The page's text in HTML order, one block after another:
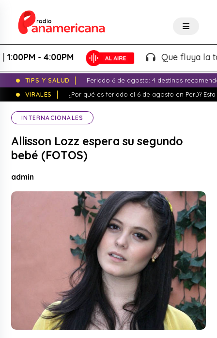
- 4:00PM Que fluya la
TIPS Y SALUD
Feriado 6 de agosto: 4 destinos
VIRALES
¿Por qué es feriado el 6 de agosto en Perú?
INTERNACIONALES
Allisson Lozz espera su segundo
bebé (FOTOS)
admin